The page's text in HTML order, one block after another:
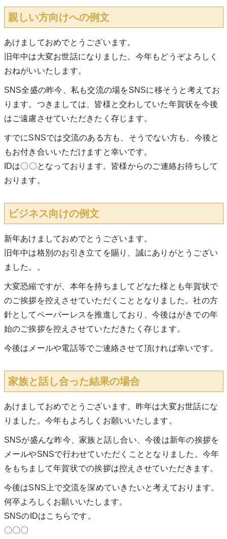
親しい方向けへの例文
あけましておめでとうございます。
旧年中は大変お世話になりました。今年もどうぞよろしく
おねがいいたします。
SNS全盛の昨今、私も交流の場をSNSに移そうと考えてお
ります。つきましては、皆様と交わしていた年賀状を今後
はご遠慮させていただきたく存じます。
すでにSNSでは交流のある方も、そうでない方も、今後と
もお付き合いいただけますと幸いです。
IDは〇〇となっております。皆様からのご連絡お待ちして
おります。
ビジネス向けの例文
新年あけましておめでとうございます。
旧年中は格別のお引き立てを賜り、誠にありがとうござい
ました。。
大変恐縮ですが、本年を持ちましてどなた様とも年賀状で
のご挨拶を控えさせていただくこととなりました。社の方
針としてペーパーレスを推進しており、今後はがきでの年
始のご挨拶を控えさせていただきたく存じます。
今後はメールや電話等でご連絡させて頂ければ幸いです。
家族と話し合った結果の場合
あけましておめでとうございます。昨年は大変お世話にな
りました。今年もよろしくお願いいたします。
SNSが盛んな昨今、家族と話し合い、今後は新年の挨拶を
メールやSNSで行わせていただくこととなりました。今年
をもちまして年賀状での挨拶は控えさせていただきます。
今後はSNS上で交流を深めていきたいと考えております。
何卒よろしくお願いいたします。
SNSのIDはこちらです。
〇〇〇